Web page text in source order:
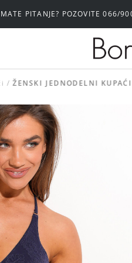
PITANJE? POZOVITE 066/
ŽENSKI JEDNODELNI